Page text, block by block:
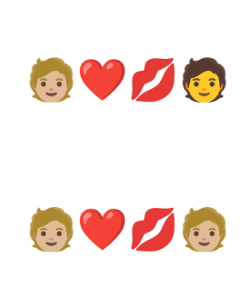
🧑🏼‍❤️‍💋‍🧑
🧑🏼‍❤️‍💋‍🧑🏼